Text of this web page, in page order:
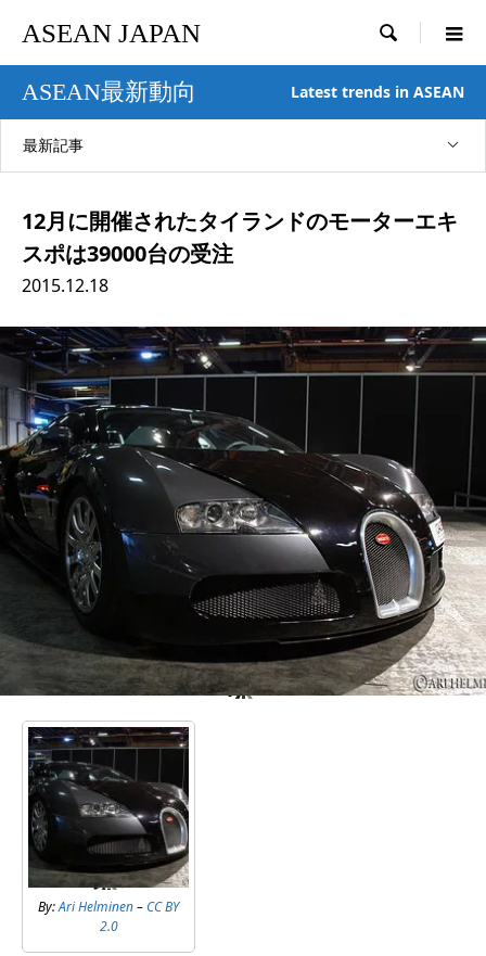
ASEAN JAPAN 
ASEAN最新動向 Latest trends in ASEAN
最新記事
12月に開催されたタイランドのモーターエキ
スポは39000台の受注
2015.12.18
By:Ari Helminen–CC BY
2.0